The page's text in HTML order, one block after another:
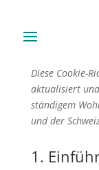
Diese Cookie-
aktualisiert
ständigem
und der
1.